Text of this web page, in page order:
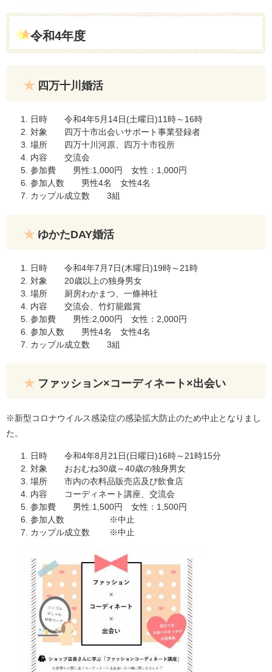
令和4年度
四万十川婚活
日時 令和4年5月14日(土曜日)11時～16時
対象 四万十市出会いサポート事業登録者
場所 四万十川河原、四万十市役所
内容 交流会
参加費 男性:1,000円 女性：1,000円
参加人数 男性4名 女性4名
カップル成立数 3組
ゆかたDAY婚活
日時 令和4年7月7日(木曜日)19時～21時
対象 20歳以上の独身男女
場所 厨房わかまつ、一條神社
内容 交流会、竹灯籠鑑賞
参加費 男性:2,000円 女性：2,000円
参加人数 男性4名 女性4名
カップル成立数 3組
ファッション×コーディネート×出会い
※新型コロナウイルス感染症の感染拡大防止のため中止となりまし
た。
日時 令和4年8月21日(日曜日)16時～21時15分
対象 おおむね30歳～40歳の独身男女
場所 市内の衣料品販売店及び飲食店
内容 コーディネート講座、交流会
参加費 男性:1,500円 女性：1,500円
参加人数 ※中止
カップル成立数 ※中止